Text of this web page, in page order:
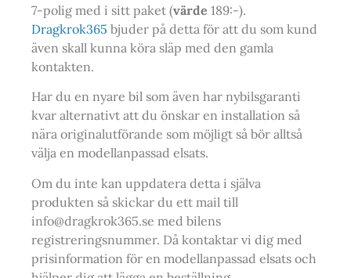
7-polig med i sitt paket (värde 189:-).
Dragkrok365 bjuder på detta för att du som kund
även skall kunna köra släp med den gamla
kontakten.
Har du en nyare bil som även har nybilsgaranti
kvar alternativt att du önskar en installation så
nära originalutförande som möjligt så bör alltså
välja en modellanpassad elsats.
Om du inte kan uppdatera detta i själva
produkten så skickar du ett mail till
info@dragkrok365.se med bilens
registreringsnummer. Då kontaktar vi dig med
prisinformation för en modellanpassad elsats och